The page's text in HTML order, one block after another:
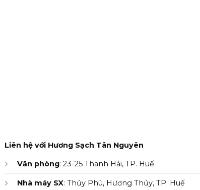
Liên hệ với Hương Sạch Tân Nguyên
Văn phòng: 23-25 Thanh Hải, TP. Huế
Nhà máy SX: Thủy Phù, Hương Thủy, TP. Huế